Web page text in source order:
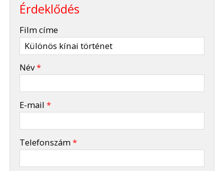
Érdeklődés
Film címe
Név*
E-mail*
Telefonszám*